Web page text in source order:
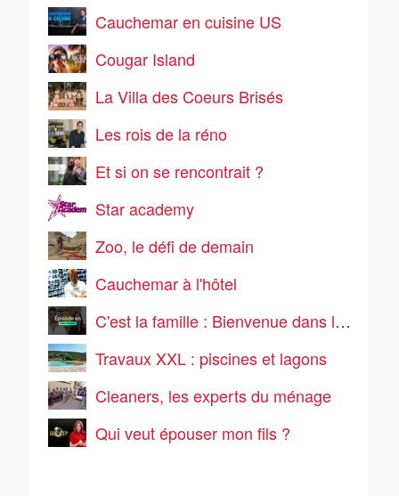
Cauchemar en cuisine US
Cougar Island
La Villa des Coeurs Brisés
Les rois de la réno
Et si on se rencontrait ?
Star academy
Zoo, le défi de demain
Cauchemar à l'hôtel
C'est la famille : Bienvenue dans leur vraie vie
Travaux XXL : piscines et lagons
Cleaners, les experts du ménage
Qui veut épouser mon fils ?